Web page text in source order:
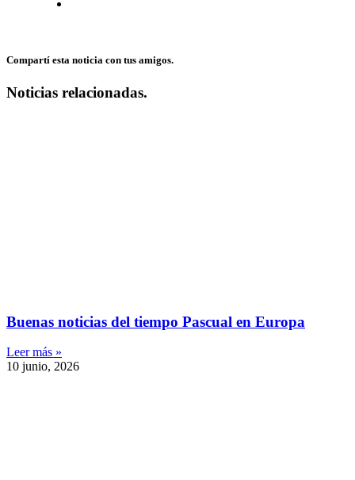
Compartí esta noticia con tus amigos.
Noticias relacionadas.
Buenas noticias del tiempo Pascual en Europa
Leer más »
10 junio, 2026